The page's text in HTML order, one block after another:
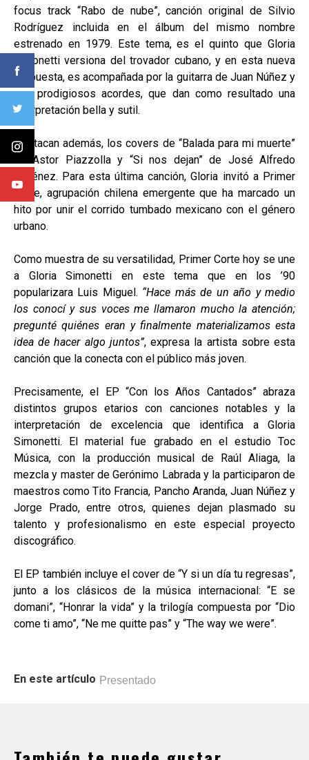
focus track “Rabo de nube”, canción original de Silvio
Rodríguez incluida en el álbum del mismo nombre
estrenado en 1979. Este tema, es el quinto que Gloria
Simonetti versiona del trovador cubano, y en esta nueva
propuesta, es acompañada por la guitarra de Juan Núñez y
sus prodigiosos acordes, que dan como resultado una
interpretación bella y sutil.
Destacan además, los covers de “Balada para mi muerte”
de Astor Piazzolla y “Si nos dejan” de José Alfredo
Jiménez. Para esta última canción, Gloria invitó a Primer
Corte, agrupación chilena emergente que ha marcado un
hito por unir el corrido tumbado mexicano con el género
urbano.
Como muestra de su versatilidad, Primer Corte hoy se une
a Gloria Simonetti en este tema que en los ’90
popularizara Luis Miguel. “Hace más de un año y medio
los conocí y sus voces me llamaron mucho la atención;
pregunté quiénes eran y finalmente materializamos esta
idea de hacer algo juntos”, expresa la artista sobre esta
canción que la conecta con el público más joven.
Precisamente, el EP “Con los Años Cantados” abraza
distintos grupos etarios con canciones notables y la
interpretación de excelencia que identifica a Gloria
Simonetti. El material fue grabado en el estudio Toc
Música, con la producción musical de Raúl Aliaga, la
mezcla y master de Gerónimo Labrada y la participaron de
maestros como Tito Francia, Pancho Aranda, Juan Núñez y
Jorge Prado, entre otros, quienes dejan plasmado su
talento y profesionalismo en este especial proyecto
discográfico.
El EP también incluye el cover de “Y si un día tu regresas”,
junto a los clásicos de la música internacional: “E se
domani”, “Honrar la vida” y la trilogía compuesta por “Dio
come ti amo”, “Ne me quitte pas” y “The way we were”.
En este artículo Presentado